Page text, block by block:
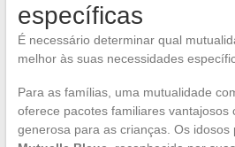
específicas
É necessário determinar qual
melhor às suas necessidades
Para as famílias, uma mutualidade
oferece pacotes familiares vantajosos
generosa para as crianças. Os idosos